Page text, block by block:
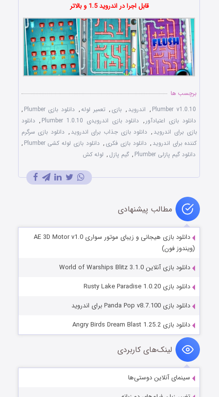
قابل اجرا در اندروید 1.5 و بالاتر
برچسب ها
Plumber v1.0.10
, اندروید , بازی , تعمیر لوله, دانلود بازی Plumber
,
دانلود بازی اعتیادآور , دانلود بازی اندرویدی Plumber 1.0.10 , دانلود
بازی برای اندروید , دانلود بازی جذاب برای اندروید , دانلود بازی سرگرم
کننده برای اندروید , دانلود بازی فکری , دانلود بازی لوله کشی Plumber
,
دانلود گیم پازلی Plumber
, گیم پازل , لوله کش
مطالب پیشنهادی
دانلود بازی هیجانی و زیبای موتور سواری AE 3D Motor v1.0
(ویندوز فون)
دانلود بازی آنلاین World of Warships Blitz 3.1.0
دانلود بازی Rusty Lake Paradise 1.0.20
دانلود بازی Panda Pop v8.7.100 برای اندروید
دانلود بازی Angry Birds Dream Blast 1.25.2
لینک‌های کاربردی
سینمای آنلاین دوستی‌ها